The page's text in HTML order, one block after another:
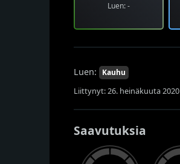
Luen: -
Luen: Kauhu
Liittynyt: 26. heinäkuuta 2020
Saavutuksia